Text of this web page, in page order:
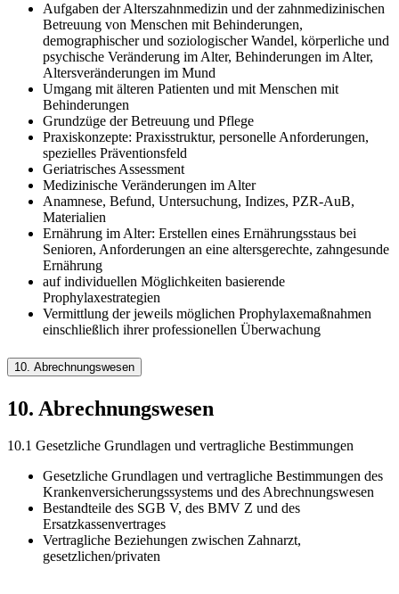
Aufgaben der Alterszahnmedizin und der zahnmedizinischen
Betreuung von Menschen mit Behinderungen,
demographischer und soziologischer Wandel, körperliche und
psychische Veränderung im Alter, Behinderungen im Alter,
Altersveränderungen im Mund
Umgang mit älteren Patienten und mit Menschen mit
Behinderungen
Grundzüge der Betreuung und Pflege
Praxiskonzepte: Praxisstruktur, personelle Anforderungen,
spezielles Präventionsfeld
Geriatrisches Assessment
Medizinische Veränderungen im Alter
Anamnese, Befund, Untersuchung, Indizes, PZR-AuB,
Materialien
Ernährung im Alter: Erstellen eines Ernährungsstaus bei
Senioren, Anforderungen an eine altersgerechte, zahngesunde
Ernährung
auf individuellen Möglichkeiten basierende
Prophylaxestrategien
Vermittlung der jeweils möglichen Prophylaxemaßnahmen
einschließlich ihrer professionellen Überwachung
10. Abrechnungswesen
10. Abrechnungswesen
10.1 Gesetzliche Grundlagen und vertragliche Bestimmungen
Gesetzliche Grundlagen und vertragliche Bestimmungen des
Krankenversicherungssystems und des Abrechnungswesen
Bestandteile des SGB V, des BMV Z und des
Ersatzkassenvertrages
Vertragliche Beziehungen zwischen Zahnarzt,
gesetzlichen/privaten